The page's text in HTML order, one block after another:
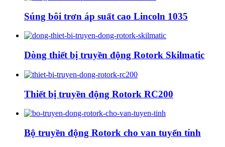
Súng bôi trơn áp suất cao Lincoln 1035
Dòng thiết bị truyền động Rotork Skilmatic
Thiết bị truyền động Rotork RC200
Bộ truyền động Rotork cho van tuyến tính